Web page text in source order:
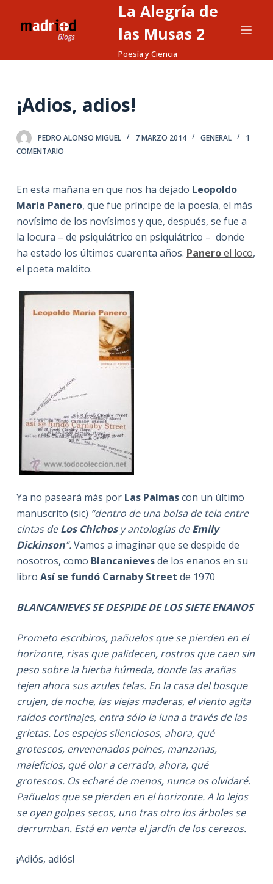
t
o
e
n
d
o
La Alegría de
las Musas 2
Poesía y Ciencia
¡Adios, adios!
PEDRO ALONSO MIGUEL 7 MARZO 2014 GENERAL
1
COMENTARIO
En esta mañana en que nos ha dejado Leopoldo
María Panero, que fue príncipe de la poesía, el más
novísimo de los novísimos y que, después, se fue a
la locura – de psiquiátrico en psiquiátrico – donde
ha estado los últimos cuarenta años. Paneroel loco,
el poeta maldito.
Ya no paseará más por Las Palmascon un último
manuscrito (sic) “dentro de una bolsa de tela entre
cintas deLos Chichosy antologías deEmily
Dickinson”.Vamos a imaginar que se despide de
nosotros, como Blancanievesde los enanos en su
libro Así se fundó Carnaby Street de 1970
BLANCANIEVES SE DESPIDE DE LOS SIETE ENANOS
Prometo escribiros, pañuelos que se pierden en el
horizonte, risas que palidecen, rostros que caen sin
peso sobre la hierba húmeda, donde las arañas
tejen ahora sus azules telas. En la casa del bosque
crujen, de noche, las viejas maderas, el viento agita
raídos cortinajes, entra sólo la luna a través de las
grietas. Los espejos silenciosos, ahora, qué
grotescos, envenenados peines, manzanas,
maleficios, qué olor a cerrado, ahora, qué
grotescos. Os echaré de menos, nunca os olvidaré.
Pañuelos que se pierden en el horizonte. A lo lejos
se oyen golpes secos, uno tras otro los árboles se
derrumban. Está en venta el jardín de los cerezos.
¡Adiós, adiós!